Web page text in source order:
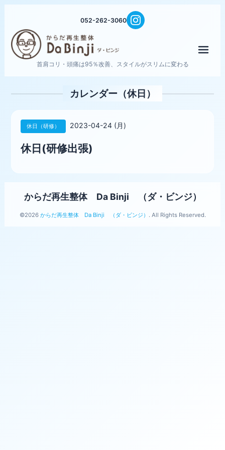
052-262-3060
首肩コリ・頭痛は95％改善、スタイルがスリムに変わる
カレンダー（休日）
休日（研修） 2023-04-24 (月)
休日(研修出張)
からだ再生整体 Da Binji （ダ・ビンジ）
©2026 からだ再生整体 Da Binji （ダ・ビンジ） . All Rights Reserved.